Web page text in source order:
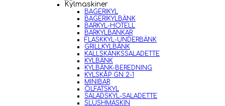
Kylmaskiner
BAGERIKYL
BAGERIKYLBÄNK
BARKYL-HOTELL
BARKYLBÄNKAR
FLASKKYL-UNDERBÄNK
GRILLKYLBÄNK
KALLSKÄNKSSALADETTE
KYLBÄNK
KYLBÄNK-BEREDNING
KYLSKÅP GN 2-1
MINIBAR
ÖLFATSKYL
SALADSKYL-SALADETTE
SLUSHMASKIN